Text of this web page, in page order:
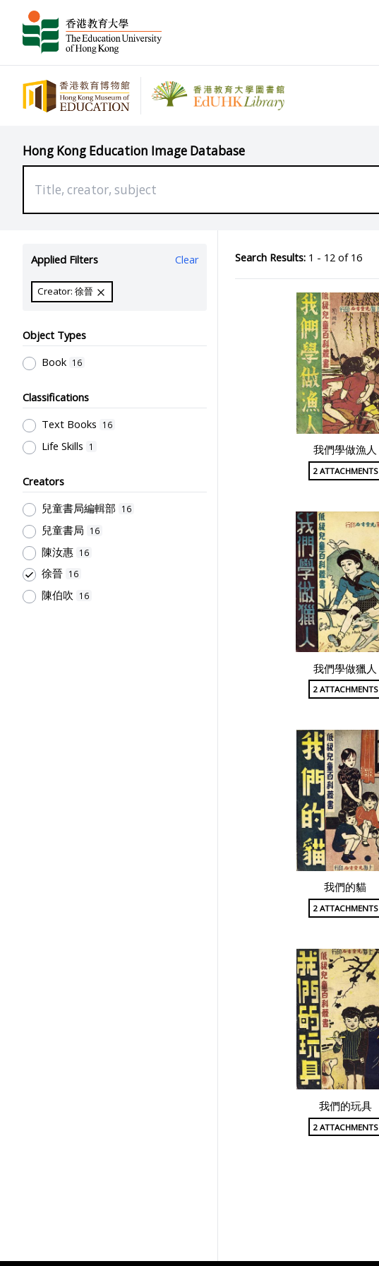
Hong Kong Education Image Database
Applied Filters Clear
Creator: 徐晉
Object Types
Book 16
Classifications
Text Books
16
Life Skills 1
Creators
兒童書局編輯部
16
兒童書局 16
陳汝惠 16
徐晉 16
陳伯吹 16
Search Results:1 - 12 of 16
我們學做漁人
2 ATTACHMENTS
我們學做獵人
2 ATTACHMENTS
我們的貓
2 ATTACHMENTS
我們的玩具
2 ATTACHMENTS